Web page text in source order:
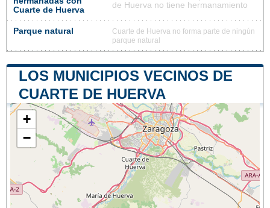
Cuarte de Huerva
de Huerva no tiene hermanamiento
Parque natural
Cuarte de Huerva no forma parte de ningún
parque natural
LOS MUNICIPIOS VECINOS DE
CUARTE DE HUERVA
+
−